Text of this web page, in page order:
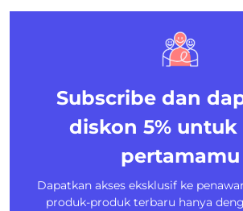
Subscribe dan
diskon 5% untuk
pertamamu
Dapatkan akses eksklusif ke
produk-produk terbaru hanya